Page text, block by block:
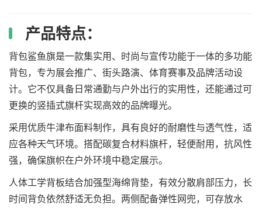
产品特点：
背包鲨鱼旗是一款集实用、时尚与宣传功能于一体的多功能
背包，专为展会推广、街头路演、体育赛事及品牌活动设
计。它不仅具备日常通勤与户外出行的实用性，还能通过可
更换的竖插式旗杆实现高效的品牌曝光。
采用优质牛津布面料制作，具有良好的耐磨性与透气性，适
应各种天气环境。搭配碳复合材料旗杆，轻便耐用，抗风性
强，确保旗帜在户外环境中稳定展示。
人体工学背板结合加强型海绵背垫，有效分散肩部压力，长
时间背负依然舒适无负担。两侧配备弹性网兜，可存放水